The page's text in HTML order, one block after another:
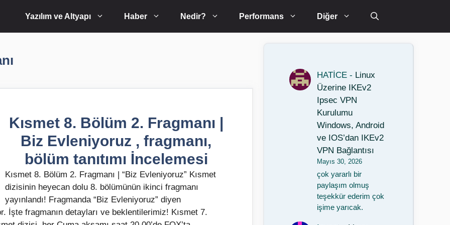
Yazılım ve Altyapı Haber Nedir? Performans Diğer
Kısmet 8. Bölüm 2. Fragmanı |
Biz Evleniyoruz , fragmanı,
bölüm tanıtımı İncelemesi
Kısmet 8. Bölüm 2. Fragmanı | “Biz Evleniyoruz” Kısmet
dizisinin heyecan dolu 8. bölümünün ikinci fragmanı
yayınlandı! Fragmanda “Biz Evleniyoruz” diyen
İşte fragmanın detayları ve beklentilerimiz! Kısmet 7.
HATİCE - Linux
Üzerine IKEv2
Ipsec VPN
Kurulumu
Windows, Android
ve IOS’dan IKEv2
VPN Bağlantısı
Mayıs 30, 2026
çok yararlı bir
paylaşım olmuş
teşekkür ederim çok
işime yarıcak.